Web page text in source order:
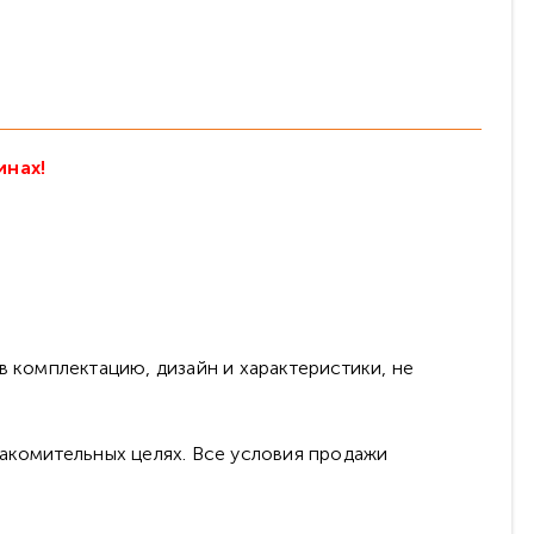
дизайн и характеристики, не
целях. Все условия продажи